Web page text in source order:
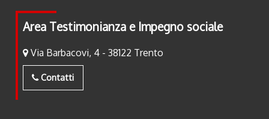
Area Testimonianza e Impegno sociale
Via Barbacovi, 4 - 38122 Trento
Contatti